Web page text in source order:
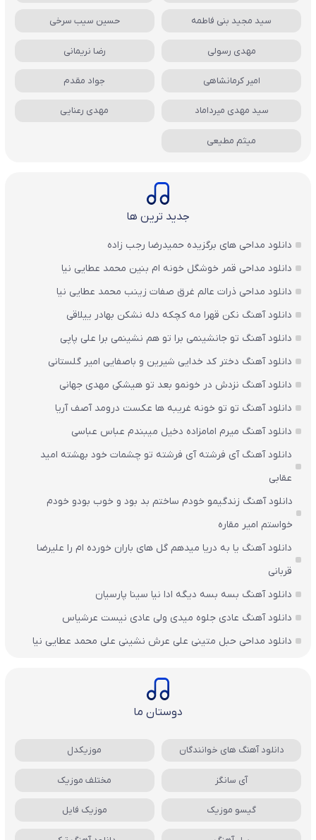
سید مجید بنی فاطمه حسین سیب سرخی
مهدی رسولی رضا نریمانی
امیر کرمانشاهی جواد مقدم
سید مهدی میرداماد مهدی رعنایی
میثم مطیعی
جدید ترین ها
دانلود مداحی های برگزیده حمیدرضا رجب زاده
دانلود مداحی قمر خوشگل خونه ام بنین محمد عطایی نیا
دانلود مداحی ذرات عالم غرق صفات زینب محمد عطایی نیا
دانلود آهنگ نکن قهرا مه کچکه دله نشکن بهادر ییلاقی
دانلود آهنگ تو جانشینمی برا تو هم نشینمی برا علی پاپی
دانلود آهنگ دختر کد خدایی شیرین و باصفایی امیر گلستانی
دانلود آهنگ نزدش در خونمو بعد تو هیشکی مهدی جهانی
دانلود آهنگ تو تو خونه غریبه ها عکست درومد آصف آریا
دانلود آهنگ میرم امامزاده دخیل میبندم عباس عباسی
دانلود آهنگ آی فرشته آی فرشته تو چشمات خود بهشته امید
عقابی
دانلود آهنگ زندگیمو خودم ساختم بد بود و خوب بودو خودم
خواستم امیر مقاره
دانلود آهنگ یا به دریا میدهم گل های باران‌ خورده ام را علیرضا
قربانی
دانلود آهنگ بسه بسه دیگه ادا نیا سینا پارسیان
دانلود آهنگ عادی جلوه میدی ولی عادی نیست عرشیاس
دانلود مداحی حبل متینی علی عرش نشینی علی محمد عطایی نیا
دوستان ما
دانلود آهنگ های خوانندگان موزیکدل
آی سانگز مختلف موزیک
گیسو موزیک موزیک فایل